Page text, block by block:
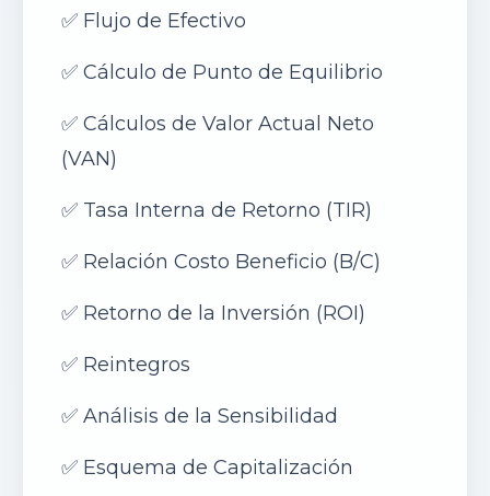
✅ Flujo de Efectivo
✅ Cálculo de Punto de Equilibrio
✅ Cálculos de Valor Actual Neto
(VAN)
✅ Tasa Interna de Retorno (TIR)
✅ Relación Costo Beneficio (B/C)
✅ Retorno de la Inversión (ROI)
✅ Reintegros
✅ Análisis de la Sensibilidad
✅ Esquema de Capitalización